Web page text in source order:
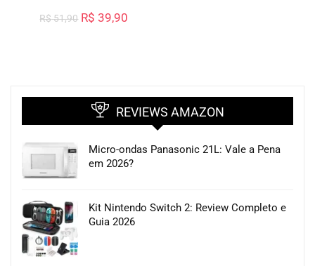
R$51,90 R$ 39,90
REVIEWS AMAZON
Micro-ondas Panasonic 21L: Vale a Pena
em 2026?
Kit Nintendo Switch 2: Review Completo e
Guia 2026